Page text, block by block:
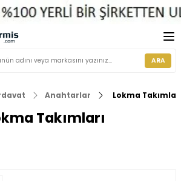
ARA
Anahtarlar Lokma
Takımları